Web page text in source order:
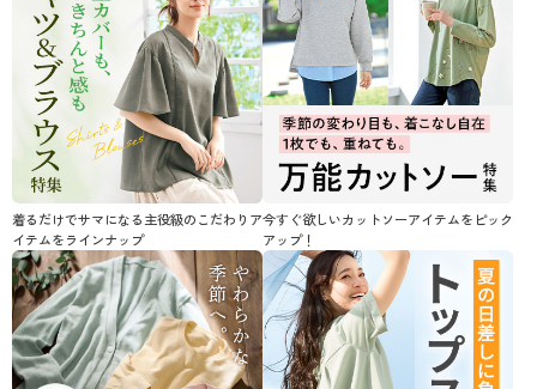
着るだけでサマになる主役級のこだわりア
イテムをラインナップ
今すぐ欲しいカットソーアイテムをピック
アップ！